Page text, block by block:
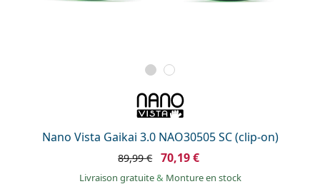
Nano Vista Gaikai 3.0 NAO30505 SC (clip-on)
89,99 € 70,19 €
Livraison gratuite& Monture en stock